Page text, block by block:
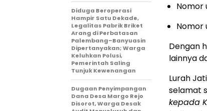
Nomor
Nomor
Dengan
lainnya
Lurah
selamat
kepada
Diduga Beroperasi
Hampir Satu Dekade,
Legalitas Pabrik Briket
Arang di Perbatasan
Palembang–Banyuasin
Dipertanyakan; Warga
Keluhkan Polusi,
Pemerintah Saling
Tunjuk Kewenangan
Dugaan Penyimpangan
Dana Desa Margo Rejo
Disorot, Warga Desak